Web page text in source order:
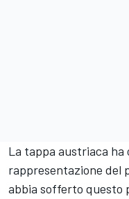
La tappa austriaca ha
rappresentazione del
abbia sofferto questo